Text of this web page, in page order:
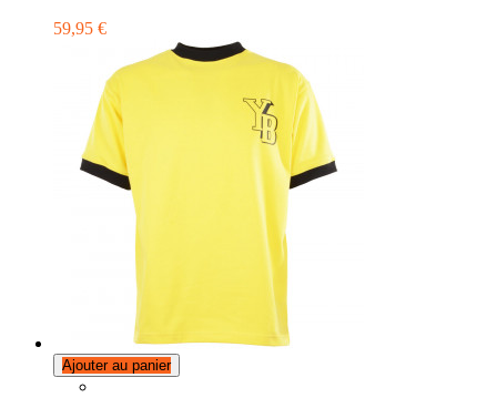
59,95 €
Ajouter au panier